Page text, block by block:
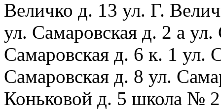
Величко д. 13 ул. Г.
ул. Самаровская д. 2 а
Самаровская д. 6 к. 1 ул.
Самаровская д. 8 ул.
Коньковой д. 5 школа №